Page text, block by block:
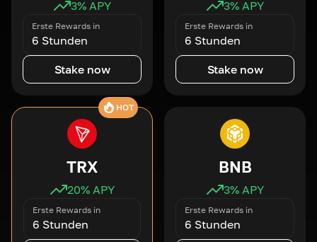
3% APY
Erste Rewards in
6 Stunden
Stake now
3% APY
Erste Rewards in
6 Stunden
Stake now
HOT
TRX
20% APY
Erste Rewards in
6 Stunden
BNB
3% APY
Erste Rewards in
6 Stunden